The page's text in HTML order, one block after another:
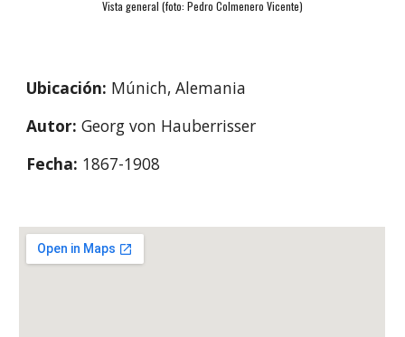
Vista general (foto: Pedro Colmenero Vicente)
Ubicación: Múnich, Alemania
Autor: Georg von Hauberrisser
Fecha: 1867-1908